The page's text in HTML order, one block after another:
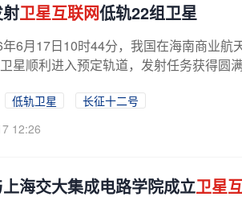
卫星互联网低轨22组卫星
6月17日10时44分，我国在海南商业航
星顺利进入预定轨道，发射任务获得圆
低轨卫星
长征十二号
12:26
海交大集成电路学院成立卫星